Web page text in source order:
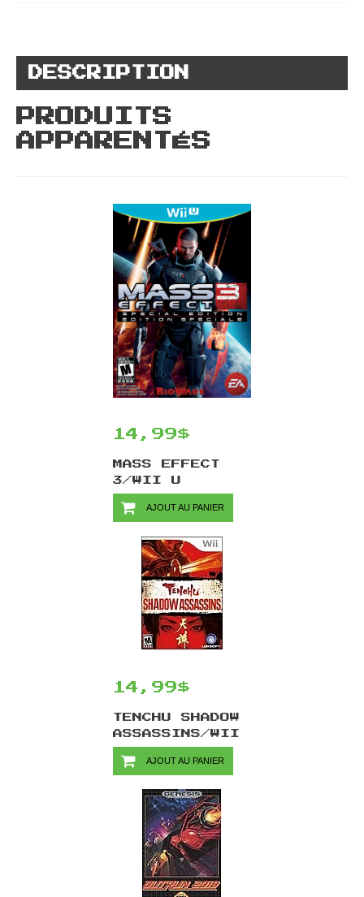
DESCRIPTION
PRODUITS
APPARENTÉS
14,99$
MASS EFFECT
3/WII U
AJOUT AU PANIER
14,99$
TENCHU SHADOW
ASSASSINS/WII
AJOUT AU PANIER